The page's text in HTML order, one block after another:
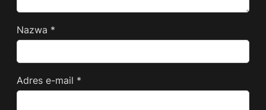
Nazwa *
Adres e-mail *